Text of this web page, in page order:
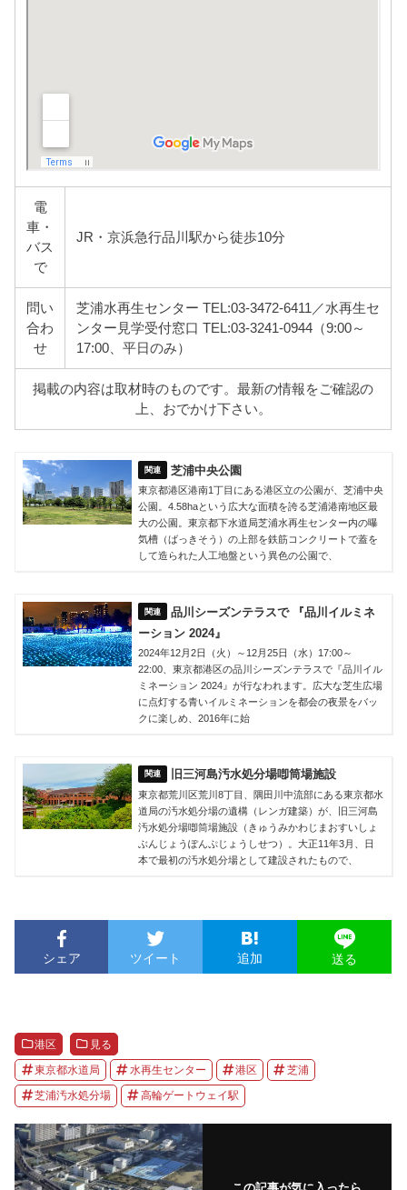
電
車・
バス
で
JR・京浜急行品川駅から徒歩10分
問い
合わ
せ
芝浦水再生センター TEL:03-3472-6411／水再生セ
ンター見学受付窓口 TEL:03-3241-0944（9:00～
17:00、平日のみ）
掲載の内容は取材時のものです。最新の情報をご確認の
上、おでかけ下さい。
芝浦中央公園
東京都港区港南1丁目にある港区立の公園が、芝浦中央
公園。4.58haという広大な面積を誇る芝浦港南地区最
大の公園。東京都下水道局芝浦水再生センター内の曝
気槽（ばっきそう）の上部を鉄筋コンクリートで蓋を
して造られた人工地盤という異色の公園で、
品川シーズンテラスで 『品川イルミネ
ーション 2024』
2024年12月2日（火）～12月25日（水）17:00～
22:00、東京都港区の品川シーズンテラスで『品川イル
ミネーション 2024』が行なわれます。広大な芝生広場
に点灯する青いイルミネーションを都会の夜景をバッ
クに楽しめ、2016年に始
旧三河島汚水処分場喞筒場施設
東京都荒川区荒川8丁目、隅田川中流部にある東京都水
道局の汚水処分場の遺構（レンガ建築）が、旧三河島
汚水処分場喞筒場施設（きゅうみかわじまおすいしょ
ぶんじょうぽんぷじょうしせつ）。大正11年3月、日
本で最初の汚水処分場として建設されたもので、
シェア ツイート 追加 送る
港区 見る
東京都水道局 水再生センター 港区 芝浦
芝浦汚水処分場 高輪ゲートウェイ駅